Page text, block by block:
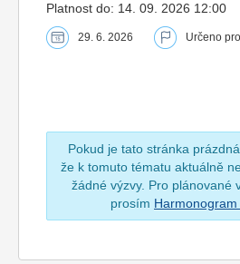
Platnost do: 14. 09. 2026 12:00
29. 6. 2026 Určeno
Pokud je tato stránka
že k tomuto tématu aktuálně
žádné výzvy. Pro plánované
prosím Harmonogram